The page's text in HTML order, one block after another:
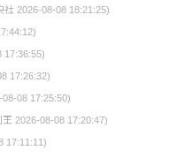
社 2026-08-08 18:21:25)
17:36:55)
17:26:32)
08 17:25:50)
王 2026-08-08 17:20:47)
17:11:11)